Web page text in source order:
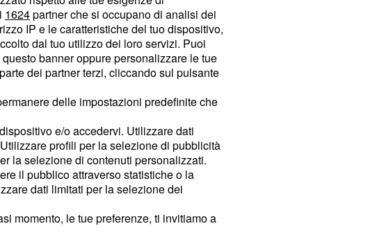
1624partner che si occupano di analisi dei
IP e le caratteristiche del tuo dispositivo,
dal tuo utilizzo dei loro servizi. Puoi
banner oppure personalizzare le tue
dei partner terzi, cliccando sul pulsante
delle impostazioni predefinite che
e/o accedervi. Utilizzare dati
profili per la selezione di pubblicità
la selezione di contenuti personalizzati.
il pubblico attraverso statistiche o la
dati limitati per la selezione dei
momento, le tue preferenze, ti invitiamo a